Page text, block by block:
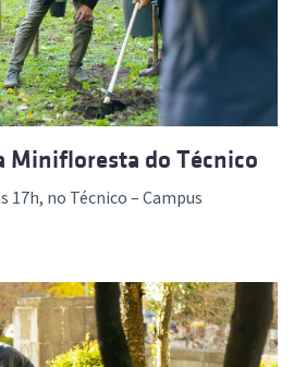
Minifloresta do Técnico
17h, no Técnico – Campus